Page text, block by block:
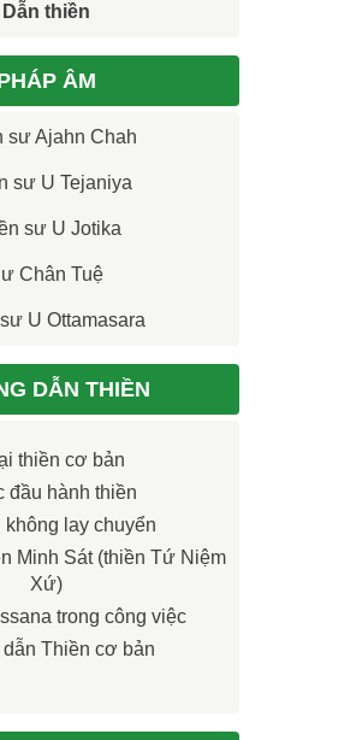
Dẫn thiền
ÂM
sư Ajahn Chah
sư U Tejaniya
sư U Jotika
Chân Tuệ
U Ottamasara
DẪN THIỀN
thiền cơ bản
đầu hành thiền
không lay chuyển
Minh Sát (thiền Tứ Niệm
Xứ)
trong công việc
Thiền cơ bản